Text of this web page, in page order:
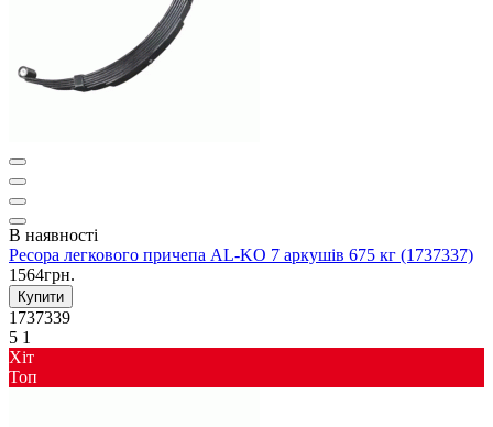
В наявності
Ресора легкового причепа AL-KO 7 аркушів 675 кг (1737337)
1564грн.
Купити
1737339
5 1
Хіт
Toп